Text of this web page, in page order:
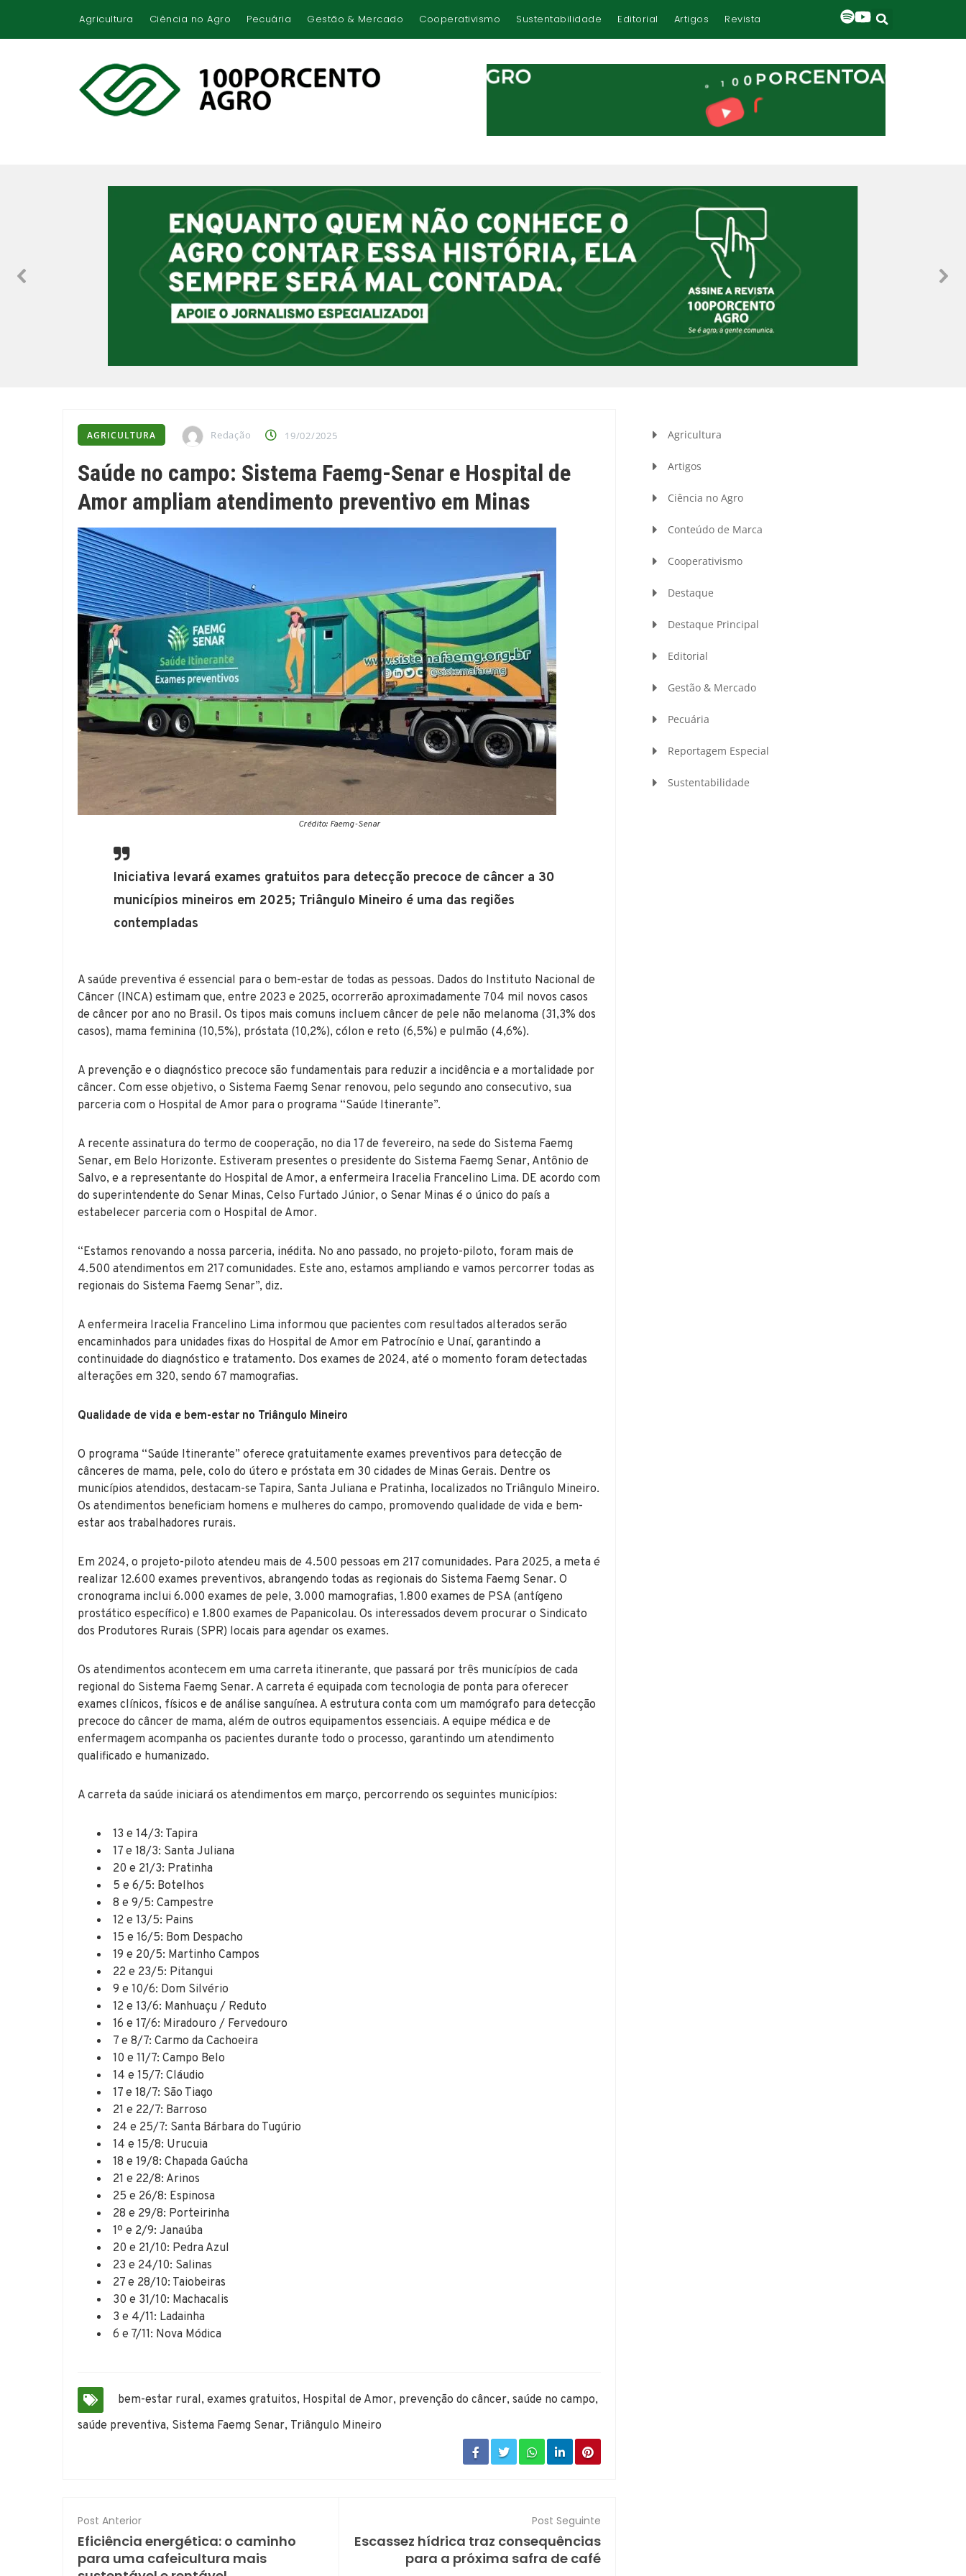
Agricultura Ciência no Agro Pecuária Gestão & Mercado Cooperativismo Sustentabilidade Editorial Artigos Revista
AGRICULTURA Redação 19/02/2025
Saúde no campo: Sistema Faemg-Senar e Hospital de
Amor ampliam atendimento preventivo em Minas
Crédito: Faemg-Senar
Iniciativa levará exames gratuitos para detecção precoce de câncer a 30
municípios mineiros em 2025; Triângulo Mineiro é uma das regiões
contempladas
A saúde preventiva é essencial para o bem-estar de todas as pessoas. Dados do Instituto Nacional de
Câncer (INCA) estimam que, entre 2023 e 2025, ocorrerão aproximadamente 704 mil novos casos
de câncer por ano no Brasil. Os tipos mais comuns incluem câncer de pele não melanoma (31,3% dos
casos), mama feminina (10,5%), próstata (10,2%), cólon e reto (6,5%) e pulmão (4,6%).
A prevenção e o diagnóstico precoce são fundamentais para reduzir a incidência e a mortalidade por
câncer. Com esse objetivo, o Sistema Faemg Senar renovou, pelo segundo ano consecutivo, sua
parceria com o Hospital de Amor para o programa “Saúde Itinerante”.
A recente assinatura do termo de cooperação, no dia 17 de fevereiro, na sede do Sistema Faemg
Senar, em Belo Horizonte. Estiveram presentes o presidente do Sistema Faemg Senar, Antônio de
Salvo, e a representante do Hospital de Amor, a enfermeira Iracelia Francelino Lima. DE acordo com
do superintendente do Senar Minas, Celso Furtado Júnior, o Senar Minas é o único do país a
estabelecer parceria com o Hospital de Amor.
“Estamos renovando a nossa parceria, inédita. No ano passado, no projeto-piloto, foram mais de
4.500 atendimentos em 217 comunidades. Este ano, estamos ampliando e vamos percorrer todas as
regionais do Sistema Faemg Senar”, diz.
A enfermeira Iracelia Francelino Lima informou que pacientes com resultados alterados serão
encaminhados para unidades fixas do Hospital de Amor em Patrocínio e Unaí, garantindo a
continuidade do diagnóstico e tratamento. Dos exames de 2024, até o momento foram detectadas
alterações em 320, sendo 67 mamografias.
Qualidade de vida e bem-estar no Triângulo Mineiro
O programa “Saúde Itinerante” oferece gratuitamente exames preventivos para detecção de
cânceres de mama, pele, colo do útero e próstata em 30 cidades de Minas Gerais. Dentre os
municípios atendidos, destacam-se Tapira, Santa Juliana e Pratinha, localizados no Triângulo Mineiro.
Os atendimentos beneficiam homens e mulheres do campo, promovendo qualidade de vida e bem-
estar aos trabalhadores rurais.
Em 2024, o projeto-piloto atendeu mais de 4.500 pessoas em 217 comunidades. Para 2025, a meta é
realizar 12.600 exames preventivos, abrangendo todas as regionais do Sistema Faemg Senar. O
cronograma inclui 6.000 exames de pele, 3.000 mamografias, 1.800 exames de PSA (antígeno
prostático específico) e 1.800 exames de Papanicolau. Os interessados devem procurar o Sindicato
dos Produtores Rurais (SPR) locais para agendar os exames.
Os atendimentos acontecem em uma carreta itinerante, que passará por três municípios de cada
regional do Sistema Faemg Senar. A carreta é equipada com tecnologia de ponta para oferecer
exames clínicos, físicos e de análise sanguínea. A estrutura conta com um mamógrafo para detecção
precoce do câncer de mama, além de outros equipamentos essenciais. A equipe médica e de
enfermagem acompanha os pacientes durante todo o processo, garantindo um atendimento
qualificado e humanizado.
A carreta da saúde iniciará os atendimentos em março, percorrendo os seguintes municípios:
13 e 14/3: Tapira
17 e 18/3: Santa Juliana
20 e 21/3: Pratinha
5 e 6/5: Botelhos
8 e 9/5: Campestre
12 e 13/5: Pains
15 e 16/5: Bom Despacho
19 e 20/5: Martinho Campos
22 e 23/5: Pitangui
9 e 10/6: Dom Silvério
12 e 13/6: Manhuaçu / Reduto
16 e 17/6: Miradouro / Fervedouro
7 e 8/7: Carmo da Cachoeira
10 e 11/7: Campo Belo
14 e 15/7: Cláudio
17 e 18/7: São Tiago
21 e 22/7: Barroso
24 e 25/7: Santa Bárbara do Tugúrio
14 e 15/8: Urucuia
18 e 19/8: Chapada Gaúcha
21 e 22/8: Arinos
25 e 26/8: Espinosa
28 e 29/8: Porteirinha
1º e 2/9: Janaúba
20 e 21/10: Pedra Azul
23 e 24/10: Salinas
27 e 28/10: Taiobeiras
30 e 31/10: Machacalis
3 e 4/11: Ladainha
6 e 7/11: Nova Módica
bem-estar rural, exames gratuitos, Hospital de Amor, prevenção do câncer, saúde no campo,
saúde preventiva, Sistema Faemg Senar, Triângulo Mineiro
Post Anterior
Eficiência energética: o caminho
para uma cafeicultura mais
Post Seguinte
Escassez hídrica traz consequências
para a próxima safra de café
Agricultura
Artigos
Ciência no Agro
Conteúdo de Marca
Cooperativismo
Destaque
Destaque Principal
Editorial
Gestão & Mercado
Pecuária
Reportagem Especial
Sustentabilidade